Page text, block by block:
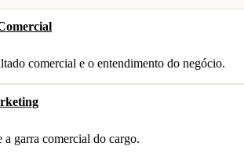
comercial e o entendimento do negócio.
a garra comercial do cargo.